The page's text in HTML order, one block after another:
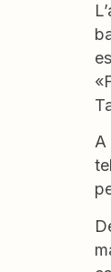
A